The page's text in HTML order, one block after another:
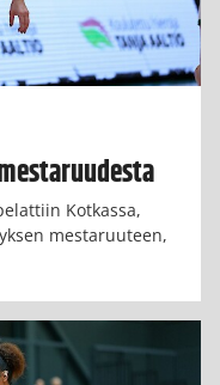
Kotkassa,
mestaruuteen,